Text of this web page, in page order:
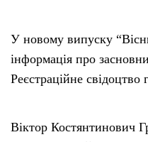
У новому випуску
інформація про
Реєстраційне свідоцтво
Віктор Костянтинович